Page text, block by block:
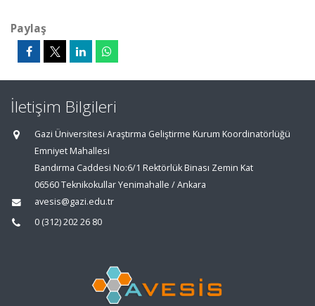
Paylaş
İletişim Bilgileri
Gazi Üniversitesi Araştırma Geliştirme Kurum Koordinatörlüğü
Emniyet Mahallesi
Bandırma Caddesi No:6/1 Rektörlük Binası Zemin Kat
06560 Teknikokullar Yenimahalle / Ankara
avesis@gazi.edu.tr
0 (312) 202 26 80